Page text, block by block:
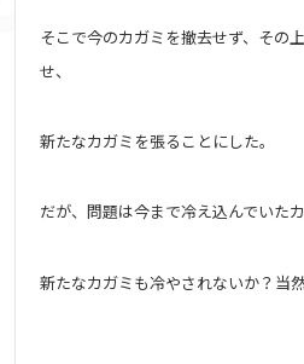
そこで今のカガミを撤去せず、その
せ、
新たなカガミを張ることにした。
だが、問題は今まで冷え込んでいた
新たなカガミも冷やされないか？当